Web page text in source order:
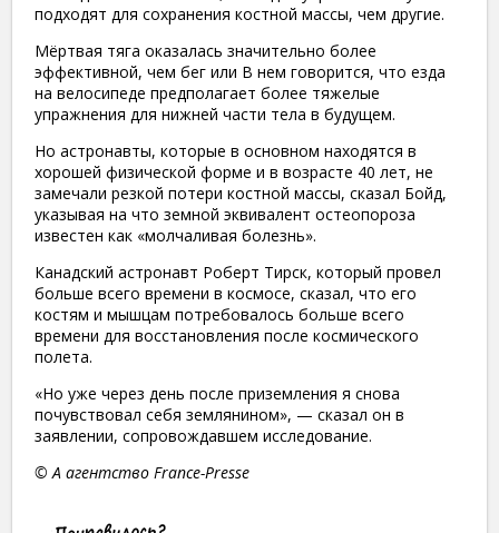
подходят для сохранения костной массы, чем другие.
Мёртвая тяга оказалась значительно более
эффективной, чем бег или В нем говорится, что езда
на велосипеде предполагает более тяжелые
упражнения для нижней части тела в будущем.
Но астронавты, которые в основном находятся в
хорошей физической форме и в возрасте 40 лет, не
замечали резкой потери костной массы, сказал Бойд,
указывая на что земной эквивалент остеопороза
известен как «молчаливая болезнь».
Канадский астронавт Роберт Тирск, который провел
больше всего времени в космосе, сказал, что его
костям и мышцам потребовалось больше всего
времени для восстановления после космического
полета.
«Но уже через день после приземления я снова
почувствовал себя землянином», — сказал он в
заявлении, сопровождавшем исследование.
© A агентство France-Presse